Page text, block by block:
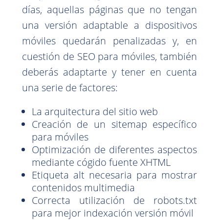
días, aquellas páginas que no tengan
una versión adaptable a dispositivos
móviles quedarán penalizadas y, en
cuestión de SEO para móviles, también
deberás adaptarte y tener en cuenta
una serie de factores:
La arquitectura del sitio web
Creación de un sitemap específico
para móviles
Optimización de diferentes aspectos
mediante cógido fuente XHTML
Etiqueta alt necesaria para mostrar
contenidos multimedia
Correcta utilización de robots.txt
para mejor indexación versión móvil